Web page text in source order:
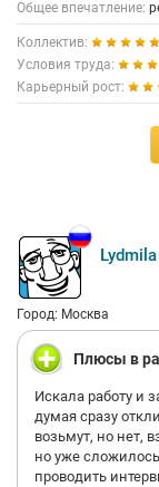
Общее впечатление:
Коллектив:
Условия труда:
Карьерный рост:
Город: Москва
Плюсы в
Искала работу и
думая сразу
возьмут, но нет,
но уже
проводить